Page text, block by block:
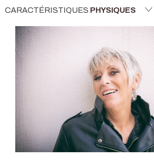
CARACTÉRISTIQUES PHYSIQUES